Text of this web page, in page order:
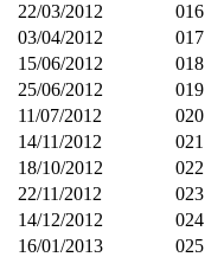
22/03/2012
016
03/04/2012
017
15/06/2012
018
25/06/2012
019
11/07/2012
020
14/11/2012
021
18/10/2012
022
22/11/2012
023
14/12/2012
024
16/01/2013
025